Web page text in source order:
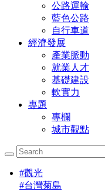
公路運輸
藍色公路
自行車道
經濟發展
產業脈動
就業人才
基礎建設
軟實力
專題
專欄
城市觀點
#觀光
#台灣菊島